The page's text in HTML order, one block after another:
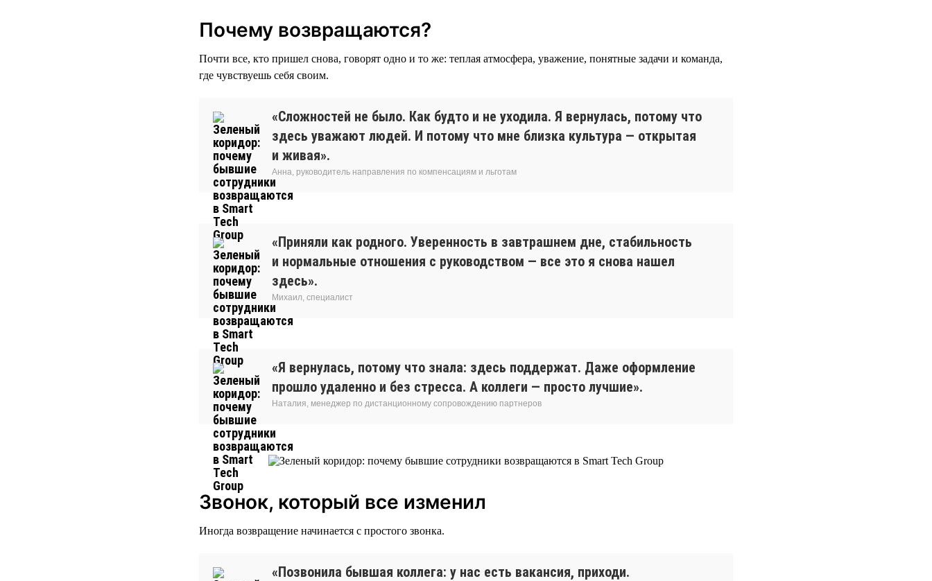
Почему возвращаются?
Почти все, кто пришел снова, говорят одно и то же: теплая атмосфера, уважение, понятные задачи и команда,
где чувствуешь себя своим.
«Сложностей не было. Как будто и не уходила. Я вернулась, потому что
здесь уважают людей. И потому что мне близка культура — открытая
и живая».
Анна, руководитель направления по компенсациям и льготам
«Приняли как родного. Уверенность в завтрашнем дне, стабильность
и нормальные отношения с руководством — все это я снова нашел
здесь».
Михаил, специалист
«Я вернулась, потому что знала: здесь поддержат. Даже оформление
прошло удаленно и без стресса. А коллеги — просто лучшие».
Наталия, менеджер по дистанционному сопровождению партнеров
Звонок, который все изменил
Иногда возвращение начинается с простого звонка.
«Позвонила бывшая коллега: у нас есть вакансия, приходи.